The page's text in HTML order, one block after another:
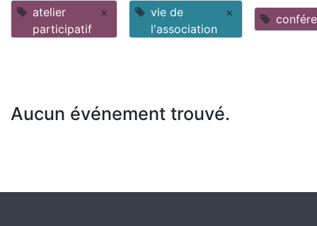
atelier
participatif
×
vie de
l'association
×
Aucun événement trouvé.